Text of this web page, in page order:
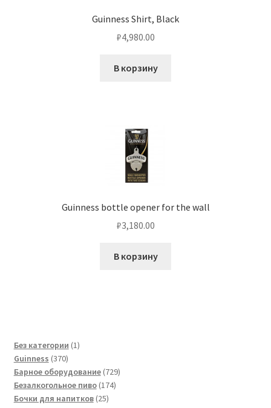
Guinness Shirt, Black
₽4,980.00
В корзину
Guinness bottle opener for the wall
₽3,180.00
В корзину
Без категории 11
Guinness 370370
товаров
Барное оборудование 729729
Безалкогольное пиво 174174
Бочки для напитков 2525